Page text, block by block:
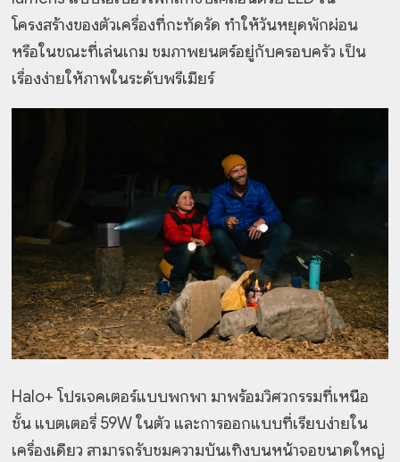
โครงสร้างของตัวเครื่องที่กะทัดรัด ทำให้วันหยุดพักผ่อน
หรือในขณะที่เล่นเกม ชมภาพยนตร์อยู่กับครอบครัว เป็น
เรื่องง่ายให้ภาพในระดับพรีเมียร์
Halo+ โปรเจคเตอร์แบบพกพา มาพร้อมวิศวกรรมที่เหนือ
ชั้น แบตเตอรี่ 59W ในตัว และการออกแบบที่เรียบง่ายใน
เครื่องเดียว สามารถรับชมความบันเทิงบนหน้าจอขนาดใหญ่